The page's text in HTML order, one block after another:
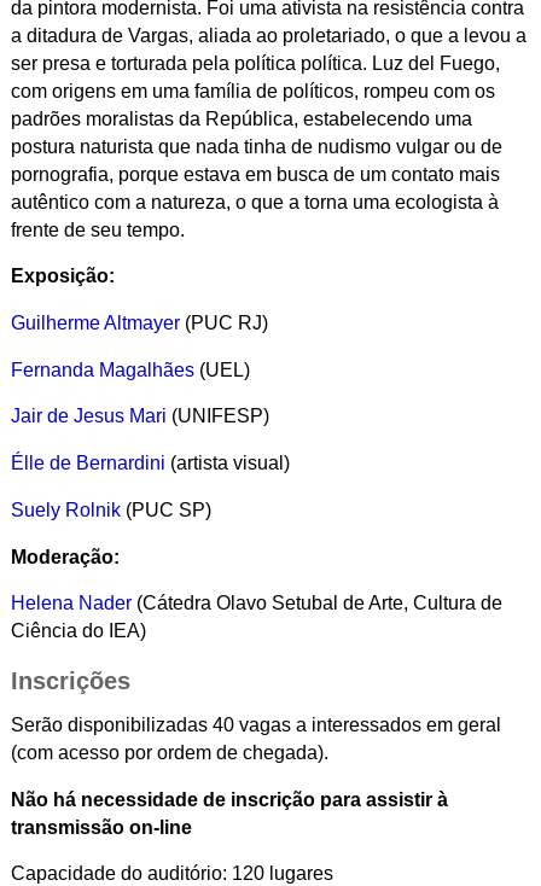
da pintora modernista. Foi uma ativista na resistência contra
a ditadura de Vargas, aliada ao proletariado, o que a levou a
ser presa e torturada pela política política. Luz del Fuego,
com origens em uma família de políticos, rompeu com os
padrões moralistas da República, estabelecendo uma
postura naturista que nada tinha de nudismo vulgar ou de
pornografia, porque estava em busca de um contato mais
autêntico com a natureza, o que a torna uma ecologista à
frente de seu tempo.
Exposição:
Guilherme Altmayer(PUC RJ)
Fernanda Magalhães(UEL)
Jair de Jesus Mari (UNIFESP)
Élle de Bernardini (artista visual)
Suely Rolnik(PUC SP)
Moderação:
Helena Nader (Cátedra Olavo Setubal de Arte, Cultura de
Ciência do IEA)
Inscrições
Serão disponibilizadas 40 vagas a interessados em geral
(com acesso por ordem de chegada).
Não há necessidade de inscrição para assistir à
transmissão on-line
Capacidade do auditório: 120 lugares